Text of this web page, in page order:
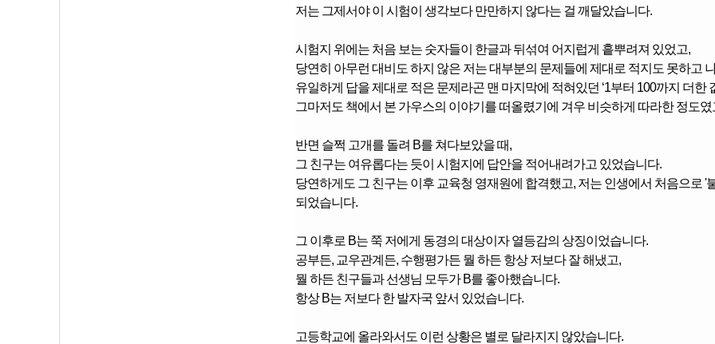
저는 그제서야 이 시험이 생각보다 만만하지 않다는 걸 깨달았습니다.
시험지 위에는 처음 보는 숫자들이 한글과 뒤섞여 어지럽게 흩뿌려져 있었고,
당연히 아무런 대비도 하지 않은 저는 대부분의 문제들에 제대로 적지도 못하고
유일하게 답을 제대로 적은 문제라곤 맨 마지막에 적혀있던 ‘1부터 100까지 더한
그마저도 책에서 본 가우스의 이야기를 떠올렸기에 겨우 비슷하게 따라한 정도였
반면 슬쩍 고개를 돌려 B를 쳐다보았을 때,
그 친구는 여유롭다는 듯이 시험지에 답안을 적어내려가고 있었습니다.
당연하게도 그 친구는 이후 교육청 영재원에 합격했고, 저는 인생에서 처음으로 '
되었습니다.
그 이후로 B는 쭉 저에게 동경의 대상이자 열등감의 상징이었습니다.
공부든, 교우관계든, 수행평가든 뭘 하든 항상 저보다 잘 해냈고,
뭘 하든 친구들과 선생님 모두가 B를 좋아했습니다.
항상 B는 저보다 한 발자국 앞서 있었습니다.
고등학교에 올라와서도 이런 상황은 별로 달라지지 않았습니다.